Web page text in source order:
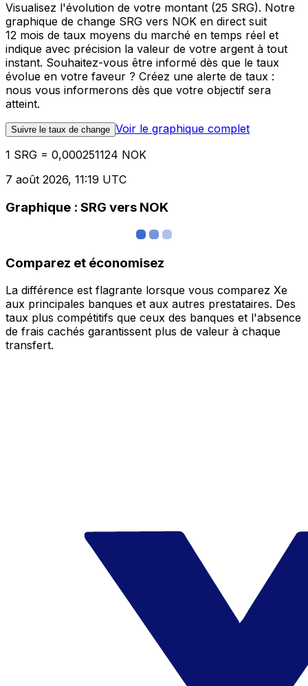
Visualisez l'évolution de votre montant (25 SRG). Notre
graphique de change SRG vers NOK en direct suit
12 mois de taux moyens du marché en temps réel et
indique avec précision la valeur de votre argent à tout
instant. Souhaitez-vous être informé dès que le taux
évolue en votre faveur ? Créez une alerte de taux :
nous vous informerons dès que votre objectif sera
atteint.
Suivre le taux de change Voir le graphique complet
1 SRG = 0,000251124 NOK
7 août 2026, 11:19 UTC
Graphique : SRG vers NOK
Comparez et économisez
La différence est flagrante lorsque vous comparez Xe
aux principales banques et aux autres prestataires. Des
taux plus compétitifs que ceux des banques et l'absence
de frais cachés garantissent plus de valeur à chaque
transfert.